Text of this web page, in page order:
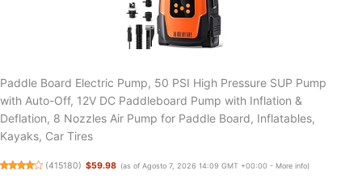
Paddle Board Electric Pump, 50 PSI High Pressure SUP Pump
with Auto-Off, 12V DC Paddleboard Pump with Inflation &
Deflation, 8 Nozzles Air Pump for Paddle Board, Inflatables,
Kayaks, Car Tires
(415180) $59.98 (as of Agosto 7, 2026 14:09 GMT +00:00 - More info)